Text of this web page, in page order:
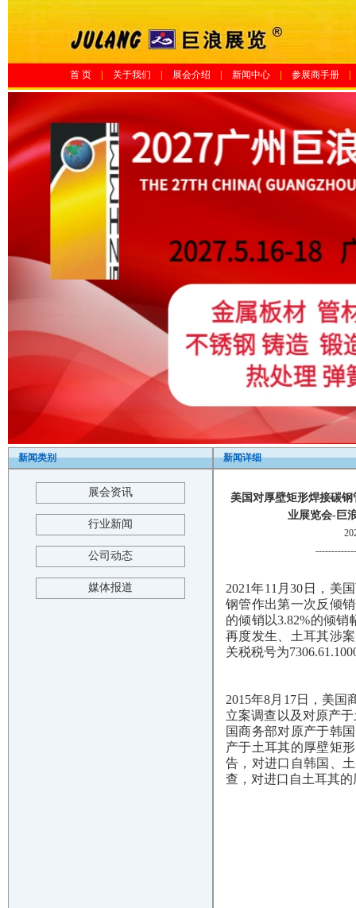
首 页 关于我们 展会介绍 新闻中心 参展商手册|
新闻类别
展会资讯
行业新闻
公司动态
媒体报道
新闻详细
美国对厚壁矩形焊接碳
业展览会-巨
2021年11月30日，美
钢管作出第一次反倾
的倾销以3.82%的倾
再度发生、土耳其涉
关税税号为
2015年8月17日，美
立案调查以及对原产
国商务部对原产于韩
产于土耳其的厚壁矩
告，对进口自韩国、
查，对进口自土耳其